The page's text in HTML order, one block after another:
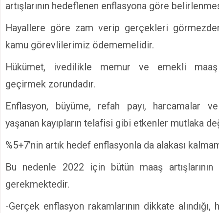
artışlarının hedeflenen enflasyona göre
Hayallere göre zam verip gerçekleri
kamu görevlilerimiz ödememelidir.
Hükümet, ivedilikle memur ve emekli maaş
geçirmek zorundadır.
Enflasyon, büyüme, refah payı, harcamalar
yaşanan kayıpların telafisi gibi etkenler mutlaka
%5+7’nin artık hedef enflasyonla da alakası
Bu nedenle 2022 için bütün maaş
gerekmektedir.
-Gerçek enflasyon rakamlarının dikkate alındığı,